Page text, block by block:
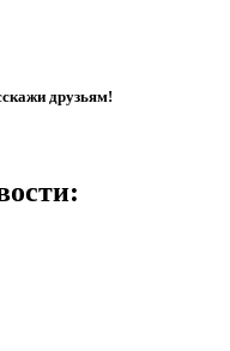
друзьям!